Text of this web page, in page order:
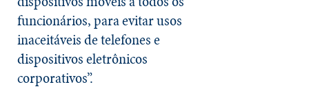
funcionários, para evitar usos
inaceitáveis de telefones e
dispositivos eletrônicos
corporativos”.